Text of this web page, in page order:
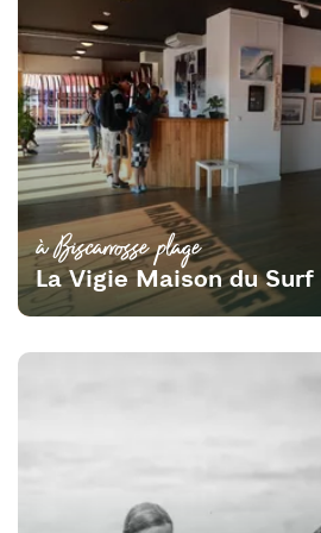
à Biscarrosse plage
La Vigie Maison du Surf